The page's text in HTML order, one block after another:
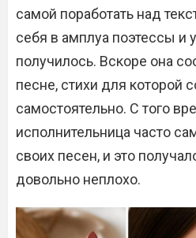
самой поработать над
себя в амплуа поэтессы и
получилось. Вскоре она
песне, стихи для которой
самостоятельно. С того
исполнительница часто
своих песен, и это
довольно неплохо.